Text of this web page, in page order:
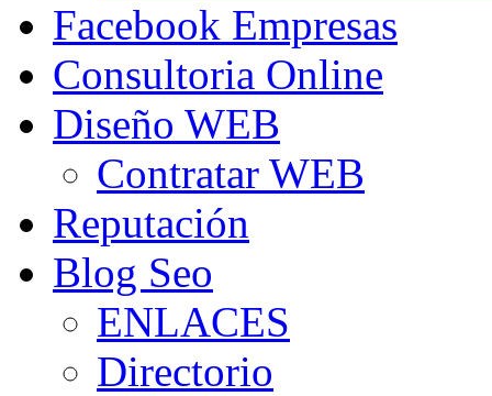
Facebook Empresas
Consultoria Online
Diseño WEB
Contratar WEB
Reputación
Blog Seo
ENLACES
Directorio